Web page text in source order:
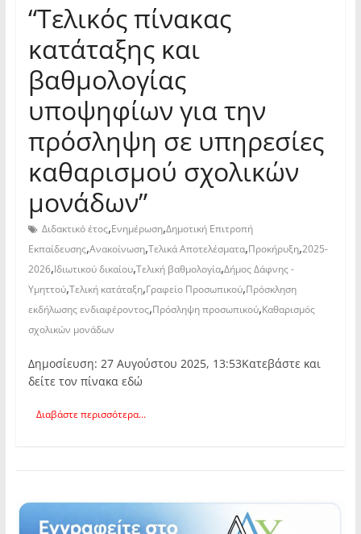
“Τελικός πίνακας
κατάταξης και
βαθμολογίας
υποψηφίων για την
πρόσληψη σε υπηρεσίες
καθαρισμού σχολικών
μονάδων”
Διδακτικό έτος,Ενημέρωση,Δημοτική Επιτροπή
Εκπαίδευσης,Ανακοίνωση,Τελικά Αποτελέσματα,Προκήρυξη,2025-
2026,Ιδιωτικού δικαίου,Τελική βαθμολογία,Δήμος Δάφνης -
Υμηττού,Τελική κατάταξη,Γραφείο Προσωπικού,Πρόσκληση
εκδήλωσης ενδιαφέροντος,Πρόσληψη προσωπικού,Καθαρισμός
σχολικών μονάδων
Δημοσίευση: 27 Αυγούστου 2025, 13:53Κατεβάστε και
δείτε τον πίνακα εδώ
Διαβάστε περισσότερα...